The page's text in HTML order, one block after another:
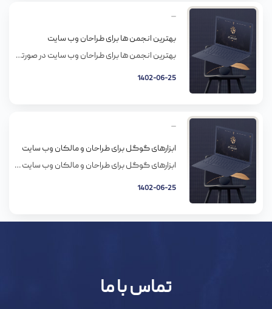
بهترین انجمن ها برای طراحان وب سایت
بهترین انجمن ها برای طراحان وب سایت در صورتی که طراح وب سایت هستید ممکن است سوالاتی برای شما در زمینه طراحی سایت پیش آماده باشد که لازم باشد در جایی آن را مطرح نمایید تا سایرین به سوال شما پاسخ گویند و بتوانید در مورد سوال و مشکل خود با سایرین تبادل نظر نمایید. […]
1402-06-25
ابزارهای گوگل برای طراحان و مالکان وب سایت
ابزارهای گوگل برای طراحان و مالکان وب سایت گوگل ابزارهای بسیاری برای طراحی وب سایت و نگهداری آن دارد. طراحان وب سایت می توانند با استفاده از این ابزارها وب سایت خود را پیاده سازی نموده و آن را کنترل نمایند. در بخش زیر برخی از ابزارهای سودمند گوگل را برای طراحان وب سایت بیان […]
1402-06-25
تماس با ما